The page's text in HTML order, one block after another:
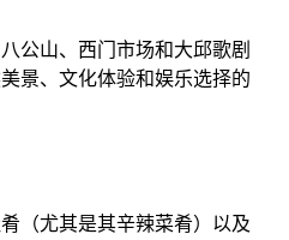
公山、西门市场和大邱歌剧
景、文化体验和娱乐选择的
（尤其是其辛辣菜肴）以及